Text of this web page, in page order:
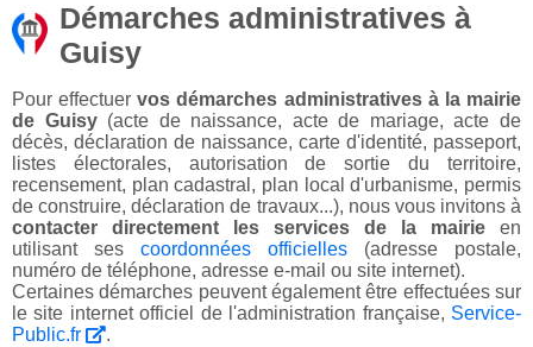
Démarches administratives à
Guisy
Pour effectuervos démarches administratives à la mairie
de Guisy(acte de naissance, acte de mariage, acte de
décès, déclaration de naissance, carte d'identité, passeport,
listes électorales, autorisation de sortie du territoire,
recensement, plan cadastral, plan local d'urbanisme, permis
de construire, déclaration de travaux...), nous vous invitons à
contacter directement les services de la mairie en
utilisant ses coordonnées officielles (adresse postale,
numéro de téléphone, adresse e-mail ou site internet).
Certaines démarches peuvent également être effectuées sur
le site internet officiel de l'administration française, Service-
Public.fr
.